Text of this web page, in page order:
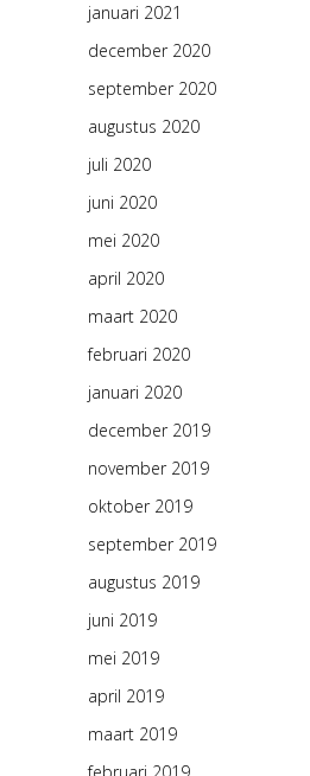
januari 2021
december 2020
september 2020
augustus 2020
juli 2020
juni 2020
mei 2020
april 2020
maart 2020
februari 2020
januari 2020
december 2019
november 2019
oktober 2019
september 2019
augustus 2019
juni 2019
mei 2019
april 2019
maart 2019
februari 2019